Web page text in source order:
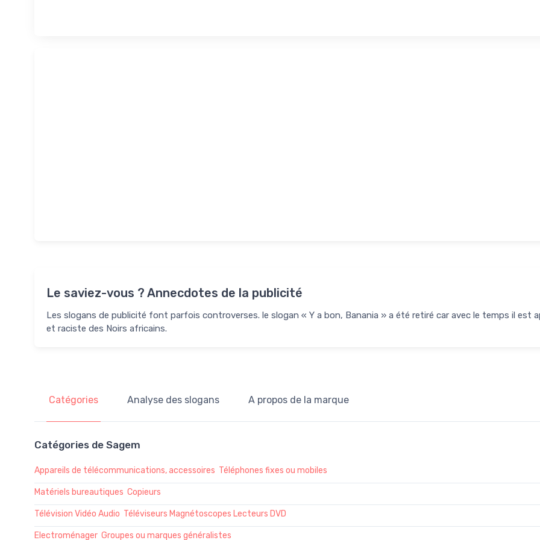
Le saviez-vous ? Annecdotes de la publicité
Les slogans de publicité font parfois controverses. le slogan « Y a bon, Banania » a été retiré car avec le temps il est
et raciste des Noirs africains.
Catégories Analyse des slogans A propos de la marque
Catégories de Sagem
Appareils de télécommunications, accessoires Téléphones fixes ou mobiles
Matériels bureautiques Copieurs
Télévision Vidéo Audio Téléviseurs Magnétoscopes Lecteurs DVD
Electroménager Groupes ou marques généralistes